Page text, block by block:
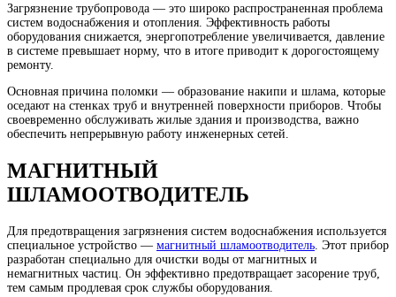
Загрязнение трубопровода — это широко распространенная проблема
систем водоснабжения и отопления. Эффективность работы
оборудования снижается, энергопотребление увеличивается, давление
в системе превышает норму, что в итоге приводит к дорогостоящему
ремонту.
Основная причина поломки — образование накипи и шлама, которые
оседают на стенках труб и внутренней поверхности приборов. Чтобы
своевременно обслуживать жилые здания и производства, важно
обеспечить непрерывную работу инженерных сетей.
МАГНИТНЫЙ
ШЛАМООТВОДИТЕЛЬ
Для предотвращения загрязнения систем водоснабжения используется
специальное устройство — магнитный шламоотводитель . Этот прибор
разработан специально для очистки воды от магнитных и
немагнитных частиц. Он эффективно предотвращает засорение труб,
тем самым продлевая срок службы оборудования.